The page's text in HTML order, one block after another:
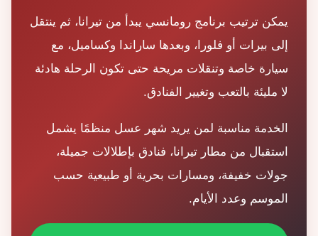
يمكن ترتيب برنامج رومانسي يبدأ من تيرانا، ثم ينتقل
إلى بيرات أو فلورا، وبعدها ساراندا وكساميل، مع
سيارة خاصة وتنقلات مريحة حتى تكون الرحلة هادئة
لا مليئة بالتعب وتغيير الفنادق.
الخدمة مناسبة لمن يريد شهر عسل منظمًا يشمل
استقبال من مطار تيرانا، فنادق بإطلالات جميلة،
جولات خفيفة، ومسارات بحرية أو طبيعية حسب
الموسم وعدد الأيام.